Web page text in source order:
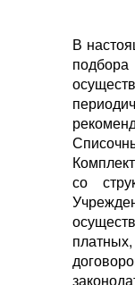
В
со